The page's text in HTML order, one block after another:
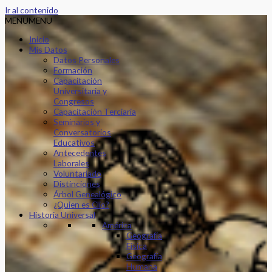
Ir al contenido
MENUMENU
Inicio
Mis Datos
Datos Personales
Formación
Capacitación
Universitaria y
Congresos
Capacitación Terciaria
Seminarios y
Conversatorios
Educativos
Antecedentes
Laborales
Voluntariado
Distinciones
Árbol Genealógico
¿Quien es Clio?
Historia Universal
América
Geografía
Física
Geografía
Humana